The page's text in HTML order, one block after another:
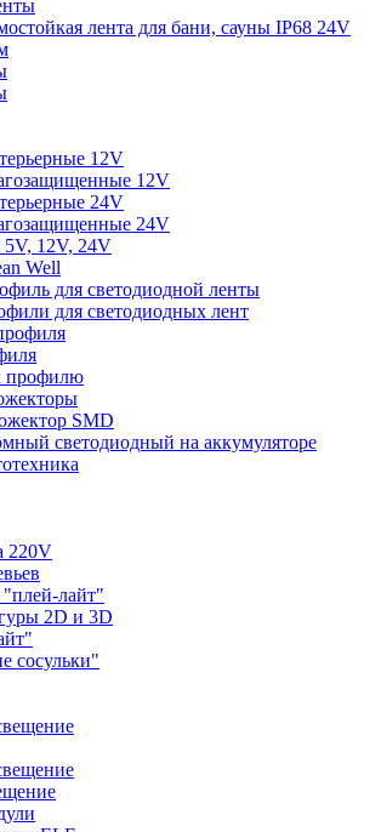
лента для бани, сауны IP68 24V
12V
12V
24V
24V
5V, 12V, 24V
Well
для светодиодной ленты
для светодиодных лент
профилю
SMD
светодиодный на аккумуляторе
220V
"плей-лайт"
2D и 3D
сосульки"